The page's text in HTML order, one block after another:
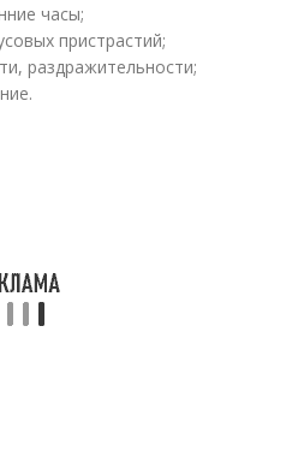
часы;
пристрастий;
раздражительности;